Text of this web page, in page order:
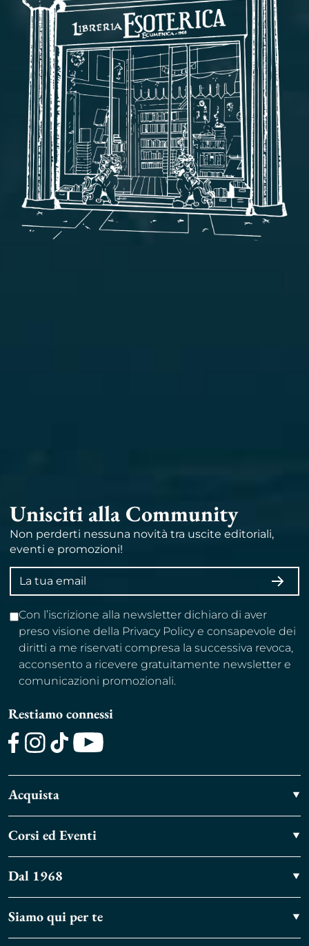
Unisciti alla Community
Non perderti nessuna novità tra uscite editoriali,
eventi e promozioni!
Indirizzo
email
Con l’iscrizione alla newsletter dichiaro di aver
preso visione della Privacy Policy e consapevole dei
diritti a me riservati compresa la successiva revoca,
acconsento a ricevere gratuitamente newsletter e
comunicazioni promozionali.
Restiamo connessi
Acquista
Corsi ed Eventi
Dal 1968
Siamo qui per te